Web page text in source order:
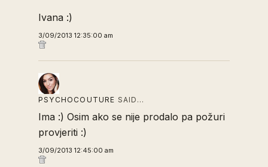
Ivana :)
3/09/2013 12:35:00 am
PSYCHOCOUTURE SAID…
Ima :) Osim ako se nije prodalo pa požuri
provjeriti :)
3/09/2013 12:45:00 am